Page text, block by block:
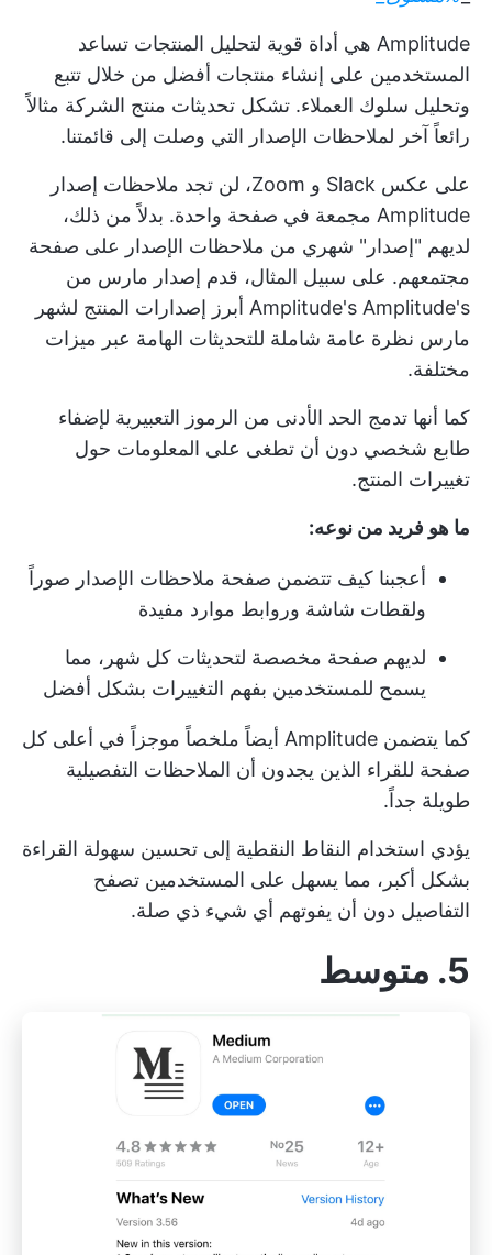
Amplitude هي أداة قوية لتحليل المنتجات تساعد
المستخدمين على إنشاء منتجات أفضل من خلال تتبع
وتحليل سلوك العملاء. تشكل تحديثات منتج الشركة مثالاً
رائعاً آخر لملاحظات الإصدار التي وصلت إلى قائمتنا.
على عكس Slack و Zoom، لن تجد ملاحظات إصدار
Amplitude مجمعة في صفحة واحدة. بدلاً من ذلك،
لديهم "إصدار" شهري من ملاحظات الإصدار على صفحة
مجتمعهم. على سبيل المثال، قدم إصدار مارس من
Amplitude's Amplitude's أبرز إصدارات المنتج لشهر
مارس نظرة عامة شاملة للتحديثات الهامة عبر ميزات
مختلفة.
كما أنها تدمج الحد الأدنى من الرموز التعبيرية لإضفاء
طابع شخصي دون أن تطغى على المعلومات حول
تغييرات المنتج.
ما هو فريد من نوعه:
أعجبنا كيف تتضمن صفحة ملاحظات الإصدار صوراً
ولقطات شاشة وروابط موارد مفيدة
لديهم صفحة مخصصة لتحديثات كل شهر، مما
يسمح للمستخدمين بفهم التغييرات بشكل أفضل
كما يتضمن Amplitude أيضاً ملخصاً موجزاً في أعلى كل
صفحة للقراء الذين يجدون أن الملاحظات التفصيلية
طويلة جداً.
يؤدي استخدام النقاط النقطية إلى تحسين سهولة القراءة
بشكل أكبر، مما يسهل على المستخدمين تصفح
التفاصيل دون أن يفوتهم أي شيء ذي صلة.
5. متوسط